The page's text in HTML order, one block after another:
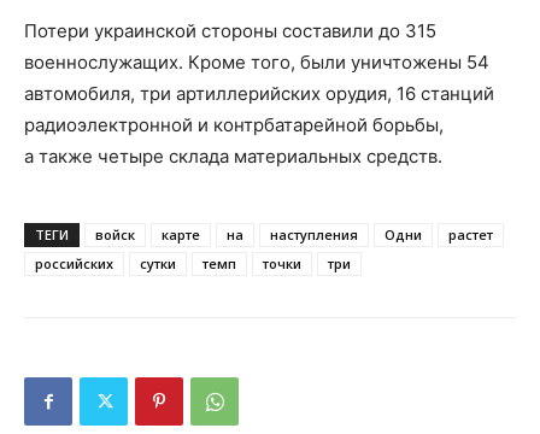
Потери украинской стороны составили до 315
военнослужащих. Кроме того, были уничтожены 54
автомобиля, три артиллерийских орудия, 16 станций
радиоэлектронной и контрбатарейной борьбы,
а также четыре склада материальных средств.
ТЕГИ войск карте на наступления Одни
растет
российских
сутки темп точки три